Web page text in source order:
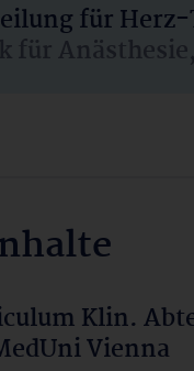
für
Klin.
Vienna